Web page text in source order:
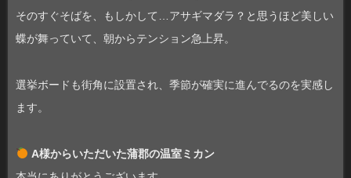
そのすぐそばを、もしかして…アサギマダラ？と思うほど美しい
蝶が舞っていて、朝からテンション急上昇。
選挙ボードも街角に設置され、季節が確実に進んでるのを実感し
ます。
A様からいただいた蒲郡の温室ミカン